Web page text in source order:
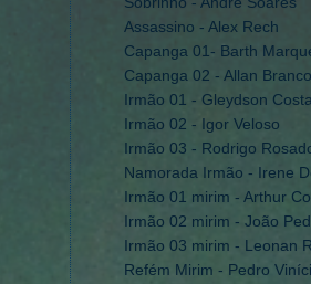
Assassino - Alex Rech
Capanga 01- Barth
Capanga 02 - Allan Branco
Irmão 01 - Gleydson Costa
Irmão 02 - Igor Veloso
Irmão 03 - Rodrigo
Namorada Irmão - Irene
Irmão 01 mirim - Arthur
Irmão 02 mirim - João
Irmão 03 mirim - Leonan
Refém Mirim - Pedro